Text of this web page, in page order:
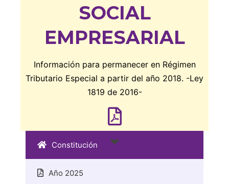
SOCIAL
EMPRESARIAL
Información para permanecer en Régimen
Tributario Especial a partir del año 2018. -Ley
1819 de 2016-
Constitución
Año 2025